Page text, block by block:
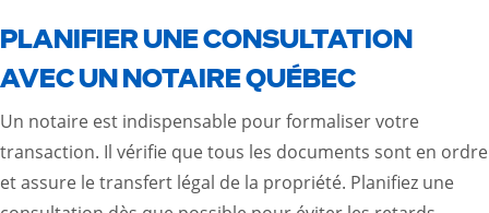
PLANIFIER UNE CONSULTATION
AVEC UN NOTAIRE QUÉBEC
Un notaire est indispensable pour formaliser votre
transaction. Il vérifie que tous les documents sont en ordre
et assure le transfert légal de la propriété. Planifiez une